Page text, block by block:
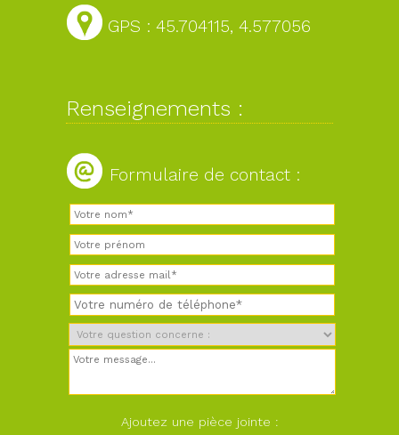
GPS : 45.704115, 4.577056
Renseignements :
Formulaire de contact :
Ajoutez une pièce jointe :